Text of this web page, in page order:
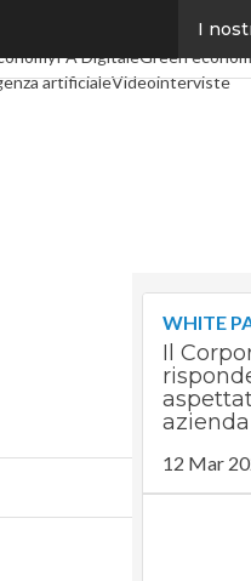
I
Telco
PA DigitaleGreen
artificialeVideointerviste
WHITE
Il
azienda
12 Mar